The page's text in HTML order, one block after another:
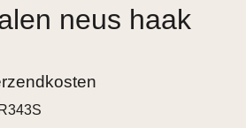
neus haak